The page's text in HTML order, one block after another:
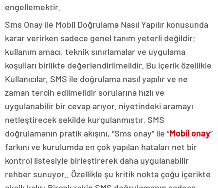
engellemektir.
Sms Onay ile Mobil Doğrulama Nasıl Yapılır konusunda
karar verirken sadece genel tanım yeterli değildir;
kullanım amacı, teknik sınırlamalar ve uygulama
koşulları birlikte değerlendirilmelidir. Bu içerik özellikle
Kullanıcılar, SMS ile doğrulama nasıl yapılır ve ne
zaman tercih edilmelidir sorularına hızlı ve
uygulanabilir bir cevap arıyor. niyetindeki aramayı
netleştirecek şekilde kurgulanmıştır. SMS
doğrulamanın pratik akışını, “Sms onay” ile “Mobil onay”
farkını ve kurulumda en çok yapılan hataları net bir
kontrol listesiyle birleştirerek daha uygulanabilir
rehber sunuyor.. Özellikle şu kritik nokta çoğu içerikte